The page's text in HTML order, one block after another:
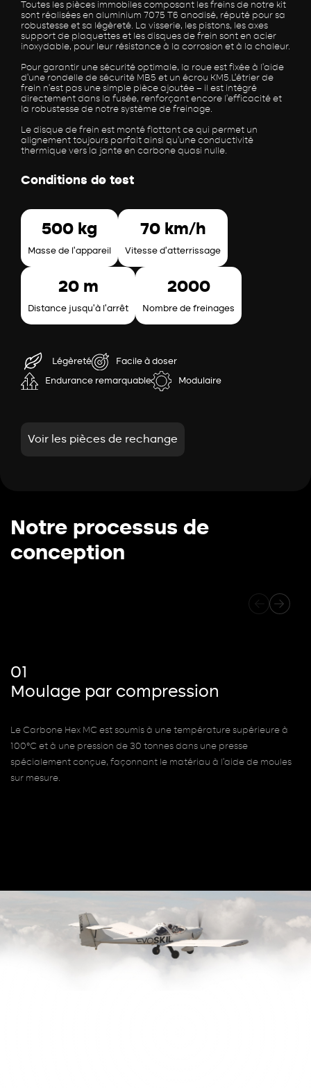
Toutes les pièces immobiles composant les freins de notre kit
sont réalisées en aluminium 7075 T6 anodisé, réputé pour sa
robustesse et sa légèreté. La visserie, les pistons, les axes
support de plaquettes et les disques de frein sont en acier
inoxydable, pour leur résistance à la corrosion et à la chaleur.
Pour garantir une sécurité optimale, la roue est fixée à l’aide
d’une rondelle de sécurité MB5 et un écrou KM5.L’étrier de
frein n’est pas une simple pièce ajoutée – il est intégré
directement dans la fusée, renforçant encore l’efficacité et
la robustesse de notre système de freinage.
Le disque de frein est monté flottant ce qui permet un
alignement toujours parfait ainsi qu’une conductivité
thermique vers la jante en carbone quasi nulle.
Conditions de test
500 kg
Masse de l’appareil
70 km/h
Vitesse d’atterrissage
20 m
Distance jusqu’à l’arrêt
2000
Nombre de freinages
Légèreté Facile à doser
Endurance remarquable Modulaire
Voir les pièces de rechange
Notre processus de
conception
01
Moulage par compression
Le Carbone Hex MC est soumis à une température supérieure à
100°C et à une pression de 30 tonnes dans une presse
spécialement conçue, façonnant le matériau à l’aide de moules
sur mesure.